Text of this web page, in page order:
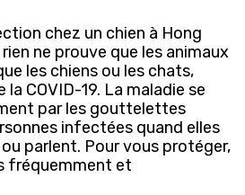
chez un chien à Hong
ne prouve que les animaux
les chiens ou les chats,
COVID-19. La maladie se
par les gouttelettes
infectées quand elles
parlent. Pour vous protéger,
fréquemment et